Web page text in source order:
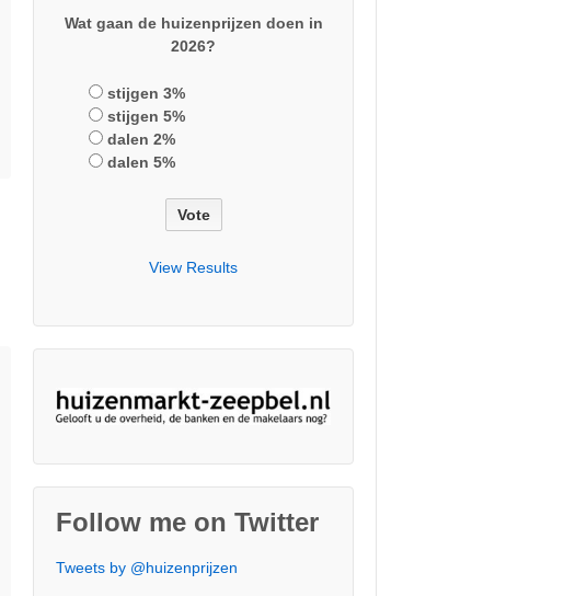
Wat gaan de huizenprijzen doen in
2026?
stijgen 3%
stijgen 5%
dalen 2%
dalen 5%
View Results
Follow me on Twitter
Tweets by @huizenprijzen